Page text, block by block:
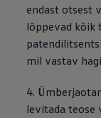
endast otsest
lõppevad kõik
mil vastav
4.
levitada teose